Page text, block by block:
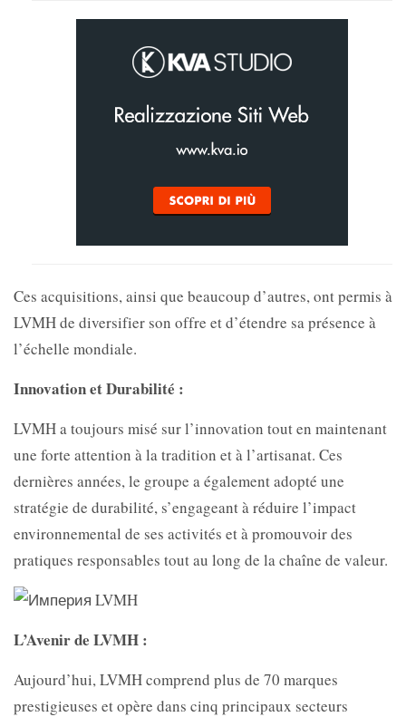
Ces acquisitions, ainsi que beaucoup d’autres, ont permis à
LVMH de diversifier son offre et d’étendre sa présence à
l’échelle mondiale.
Innovation et Durabilité :
LVMH a toujours misé sur l’innovation tout en maintenant
une forte attention à la tradition et à l’artisanat. Ces
dernières années, le groupe a également adopté une
stratégie de durabilité, s’engageant à réduire l’impact
environnemental de ses activités et à promouvoir des
pratiques responsables tout au long de la chaîne de valeur.
L’Avenir de LVMH :
Aujourd’hui, LVMH comprend plus de 70 marques
prestigieuses et opère dans cinq principaux secteurs